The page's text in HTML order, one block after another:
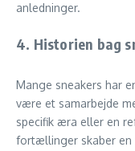
anledninger.
4. Historien bag
Mange sneakers har
være et samarbejde
specifik æra eller en
fortællinger skaber